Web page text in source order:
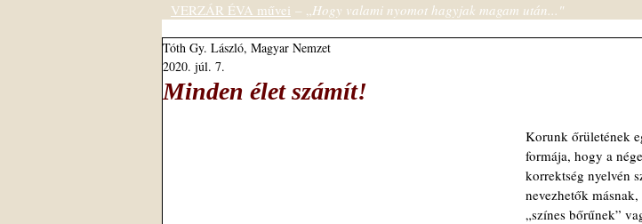
Minden élet számít!
Tóth Gy. László, Magyar Nemzet
2020. júl. 7.
Korunk őrületének
formája, hogy a
korrektség nyelvén
nevezhetők
„színes bőrűnek”
VERZÁR ÉVA művei – „Hogy valami nyomot hagyjak magam után..."